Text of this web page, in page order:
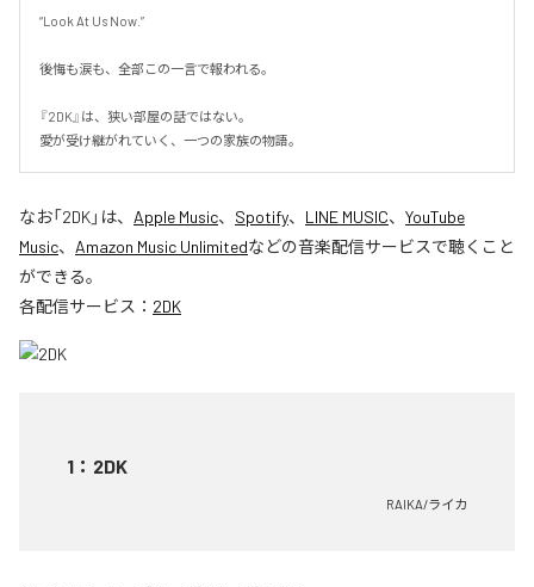
“Look At Us Now.”
後悔も涙も、全部この一言で報われる。
『2DK』は、狭い部屋の話ではない。
愛が受け継がれていく、一つの家族の物語。
なお「2DK」は、 Apple Music、 Spotify、 LINE MUSIC、 YouTube
Music、 Amazon Music Unlimitedなどの音楽配信サービスで聴くこと
ができる。
各配信サービス： 2DK
1 ： 2DK
RAIKA/ライカ